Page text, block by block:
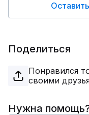
Поделиться
Понравился
своими
Нужна